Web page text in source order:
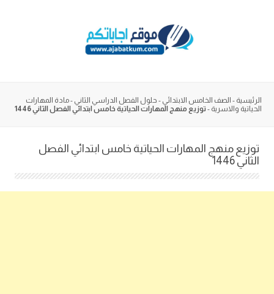
الرئيسية - الصف الخامس الابتدائي - حلول الفصل الدراسي الثاني -مادة المهارات
الحياتية والاسرية - توزيع منهج المهارات الحياتية خامس ابتدائي الفصل الثاني 1446
توزيع منهج المهارات الحياتية خامس ابتدائي الفصل
الثاني 1446